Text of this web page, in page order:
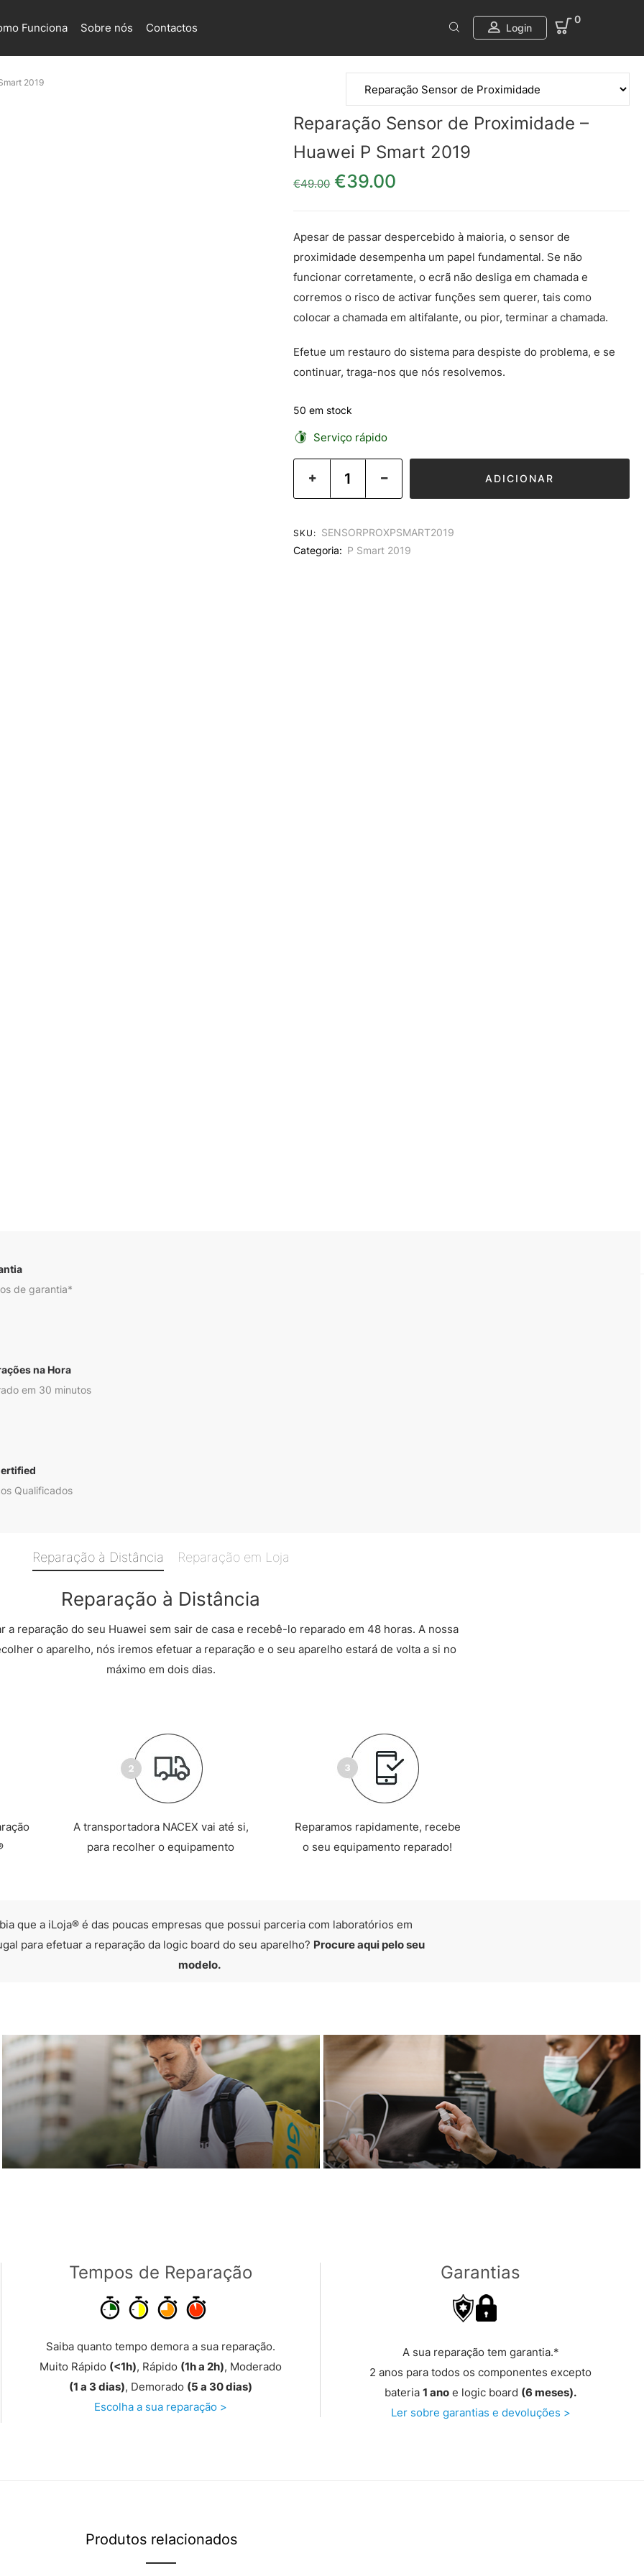
Funciona Sobre nós Contactos Login
0
2019
Reparação Sensor de Proximidade –
Huawei P Smart 2019
€49.00 O preço original era: €49.00.
€39.00
Apesar de passar despercebido à maioria, o sensor de
proximidade desempenha um papel fundamental. Se não
funcionar corretamente, o ecrã não desliga em chamada e
corremos o risco de activar funções sem querer, tais como
colocar a chamada em altifalante, ou pior, terminar a chamada.
Efetue um restauro do sistema para despiste do problema, e se
continuar, traga-nos que nós resolvemos.
50 em stock
Serviço rápido
ADICIONAR
SKU: SENSORPROXPSMART2019
Categoria: P Smart 2019
de garantia*
na Hora
em 30 minutos
Qualificados
Reparação à Distância Reparação em Loja
Reparação à Distância
a reparação do seu Huawei sem sair de casa e recebê-lo reparado em 48 horas. A nossa
o aparelho, nós iremos efetuar a reparação e o seu aparelho estará de volta a si no
máximo em dois dias.
A transportadora NACEX vai até si,
para recolher o equipamento
Reparamos rapidamente, recebe
o seu equipamento reparado!
que a iLoja® é das poucas empresas que possui parceria com laboratórios em
para efetuar a reparação da logic board do seu aparelho? Procure aqui pelo seu
modelo.
Tempos de Reparação
Saiba quanto tempo demora a sua reparação.
Muito Rápido (<1h), Rápido (1h a 2h), Moderado
(1 a 3 dias), Demorado (5 a 30 dias)
Escolha a sua reparação >
Garantias
A sua reparação tem garantia.*
2 anos para todos os componentes excepto
bateria1 ano e logic board (6 meses).
Ler sobre garantias e devoluções >
Produtos relacionados